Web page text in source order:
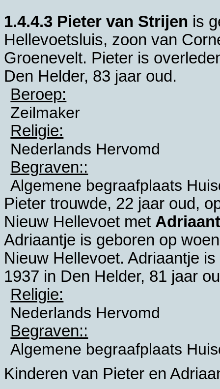
1.4.4.3 Pieter van Strijen is
Hellevoetsluis, zoon van
Groenevelt. Pieter is
Den Helder, 83 jaar oud.
Beroep:
Zeilmaker
Religie:
Nederlands Hervomd
Begraven::
Algemene begraafplaats
Pieter trouwde, 22 jaar oud,
Nieuw Hellevoet met
Adriaantje is geboren op
Nieuw Hellevoet. Adriaantje
1937 in Den Helder, 81 jaar
Religie:
Nederlands Hervomd
Begraven::
Algemene begraafplaats
Kinderen van Pieter en